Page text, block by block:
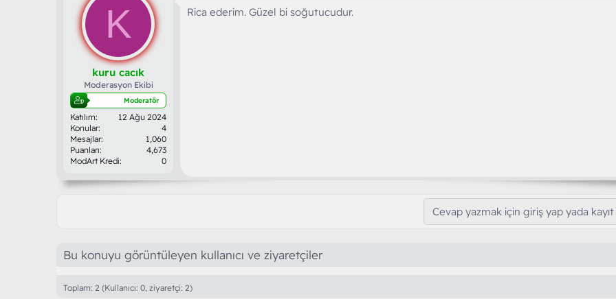
K
kuru cacık
Moderasyon Ekibi
Moderatör
Katılım
12 Ağu 2024
Konular
4
Mesajlar
1,060
Puanları
4,673
ModArt Kredi
0
Rica ederim. Güzel bi soğutucudur.
Cevap yazmak için giriş yap yada
Bu konuyu görüntüleyen kullanıcı ve ziyaretçiler
Toplam: 2 (Kullanıcı: 0, ziyaretçi: 2)